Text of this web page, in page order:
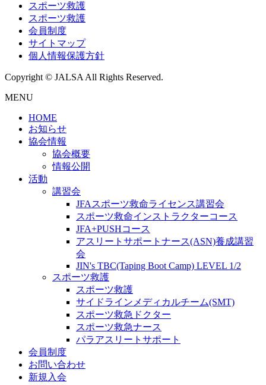
スポーツ救護
スポーツ救護
会員制度
サイトマップ
個人情報保護方針
Copyright © JALSA All Rights Reserved.
MENU
HOME
お知らせ
協会情報
協会概要
情報公開
活動
講習会
JFAスポーツ救命ライセンス講習会
スポーツ救命インストラクターコース
JFA+PUSHコース
アスリートサポートナース(ASN)養成講習
会
JIN's TBC(Taping Boot Camp) LEVEL 1/2
スポーツ救護
スポーツ救護
サイドラインメディカルチーム(SMT)
スポーツ救急ドクター
スポーツ救急ナース
パラアスリートサポート
会員制度
お問い合わせ
新規入会